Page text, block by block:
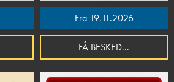
Fra 19.11.2026
FÅ BESKED...